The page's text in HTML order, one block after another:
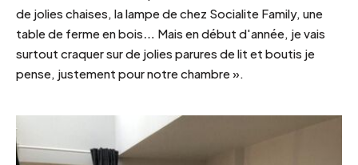
de jolies chaises, la lampe de chez Socialite Family, une
table de ferme en bois… Mais en début d'année, je vais
surtout craquer sur de jolies parures de lit et boutis je
pense, justement pour notre chambre ».